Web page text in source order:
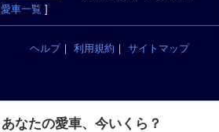
愛車一覧 ]
ヘルプ｜ 利用規約 ｜ サイトマップ
あなたの愛車、今いくら？